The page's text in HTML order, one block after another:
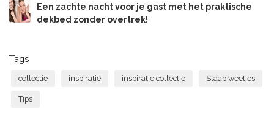
Een zachte nacht voor je gast met het praktische
dekbed zonder overtrek!
Tags
collectie inspiratie inspiratie collectie Slaap weetjes
Tips